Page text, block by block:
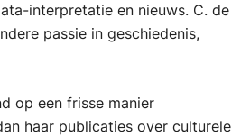
interpretatie en nieuws. C. de
passie in geschiedenis,
op een frisse manier
haar publicaties over culturele